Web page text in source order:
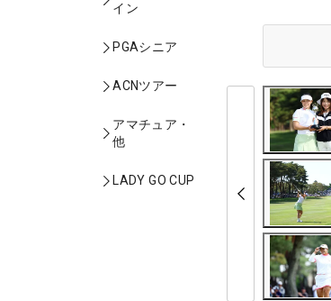
イン
PGAシニア
ACNツアー
アマチュア・
他
LADY GO CUP